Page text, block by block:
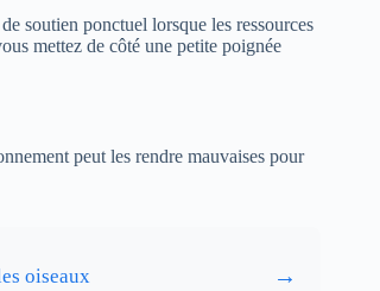
de soutien ponctuel lorsque les ressources
mettez de côté une petite poignée
peut les rendre mauvaises pour
oiseaux →